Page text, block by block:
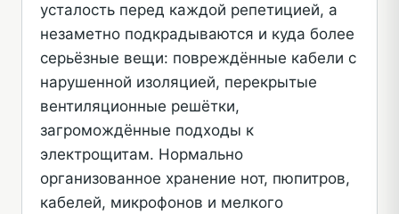
усталость перед каждой репетицией, а
незаметно подкрадываются и куда более
серьёзные вещи: повреждённые кабели с
нарушенной изоляцией, перекрытые
вентиляционные решётки,
загромождённые подходы к
электрощитам. Нормально
организованное хранение нот, пюпитров,
кабелей, микрофонов и мелкого